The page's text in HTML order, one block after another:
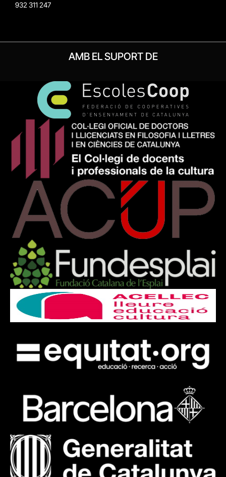
932 311 247
AMB EL SUPORT DE